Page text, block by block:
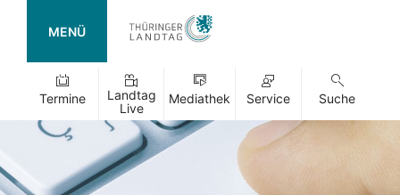
MENÜ
Termine
Landtag
Live
Mediathek Service Suche